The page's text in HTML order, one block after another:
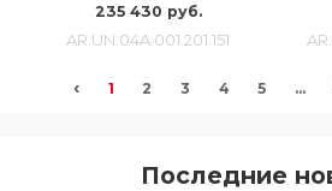
235 430 руб.
AR.UN.04A.001.201.151
‹ 1 2 3 4 5 ...
Последние